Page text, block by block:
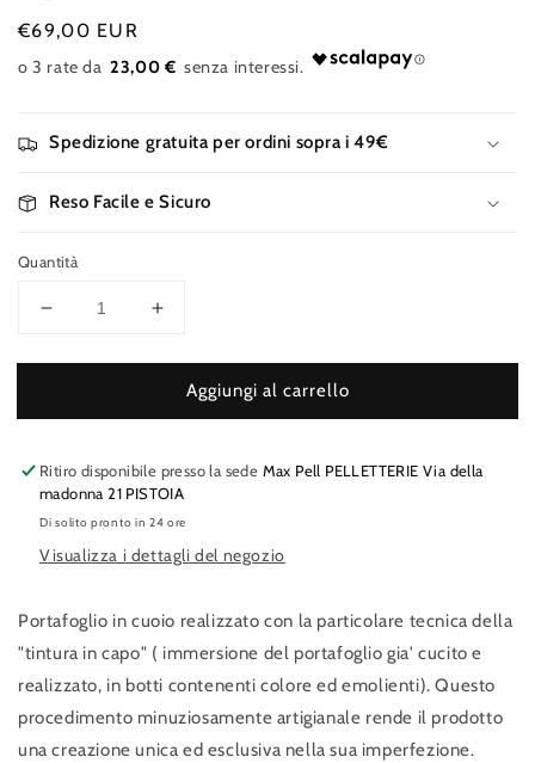
Prezzo
di
€69,00 EUR
23,00 €
Spedizione gratuita per ordini sopra i 49€
Reso Facile e Sicuro
Quantità
Diminuisci
per
Portafoglio
zip
Aumenta
per
BAYSIDE
Portafoglio
zip
Aggiungi al carrello
Ritiro disponibile presso la sede Max Pell PELLETTERIE Via della
madonna 21 PISTOIA
Di solito pronto in 24 ore
Visualizza i dettagli del negozio
Portafoglio in cuoio realizzato con la particolare tecnica della
"tintura in capo" ( immersione del portafoglio gia' cucito e
realizzato, in botti contenenti colore ed emolienti). Questo
procedimento minuziosamente artigianale rende il prodotto
una creazione unica ed esclusiva nella sua imperfezione.